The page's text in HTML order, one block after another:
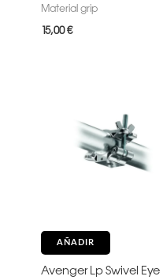
Material grip
15,00€
AÑADIR
Avenger Lp Swivel Eye